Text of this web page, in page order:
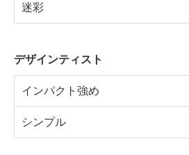
迷彩
デザインティスト
インパクト強め
シンプル